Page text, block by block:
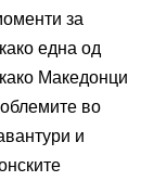
за
една од
Македонци
во
и